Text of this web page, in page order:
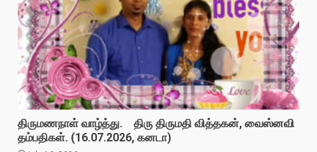
திருமணநாள் வாழ்த்து. திரு திருமதி வித்தகன், வைஸ்னவி
தம்பதிகள். (16.07.2026, கனடா)